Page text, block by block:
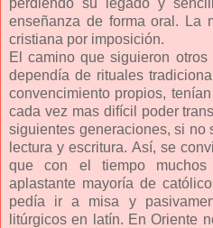
enseñanza de forma oral. La
cristiana por imposición.
El camino que siguieron
dependía de rituales
convencimiento propios,
cada vez mas difícil poder
siguientes generaciones, si no
lectura y escritura. Así, se
que con el tiempo
aplastante mayoría de
pedía ir a misa y
litúrgicos en latín. En Oriente